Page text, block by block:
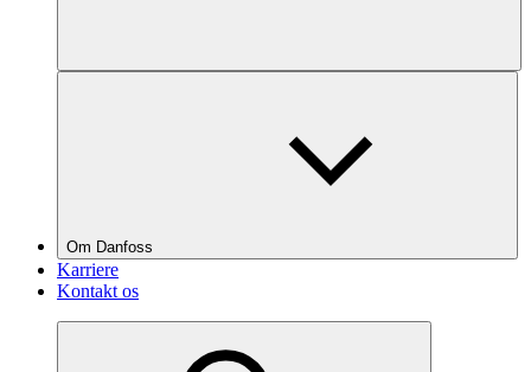
Om Danfoss
Karriere
Kontakt os